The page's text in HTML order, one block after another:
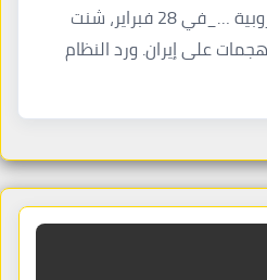
شبكة المدار الإعلامية الأوروبية …_في 28 فبراير، شنت
على إيران. ورد النظام